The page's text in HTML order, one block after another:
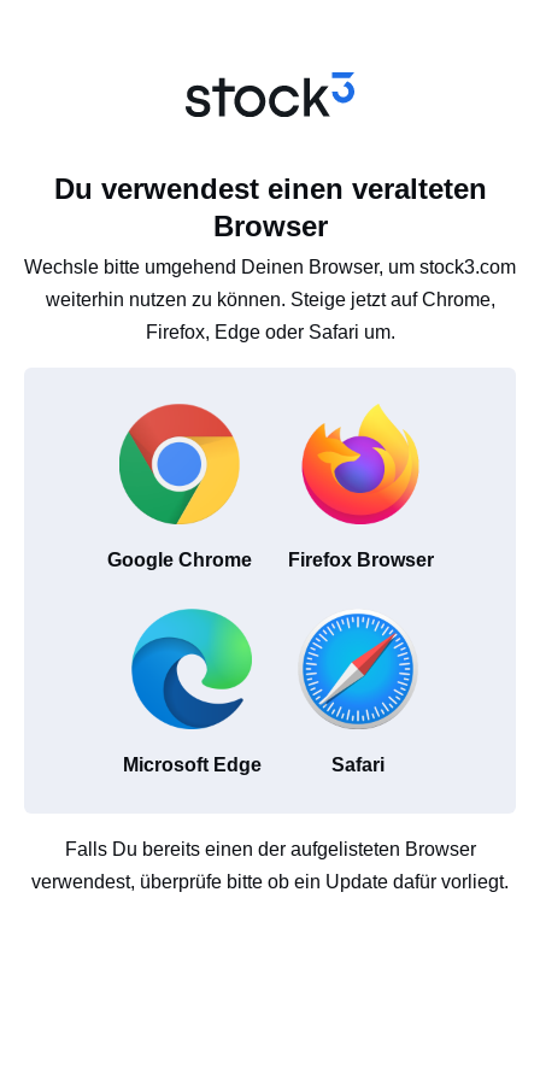
Du verwendest einen veralteten
Browser
Wechsle bitte umgehend Deinen Browser, um stock3.com
weiterhin nutzen zu können. Steige jetzt auf Chrome,
Firefox, Edge oder Safari um.
Google Chrome Firefox Browser
Microsoft Edge Safari
Falls Du bereits einen der aufgelisteten Browser
verwendest, überprüfe bitte ob ein Update dafür vorliegt.